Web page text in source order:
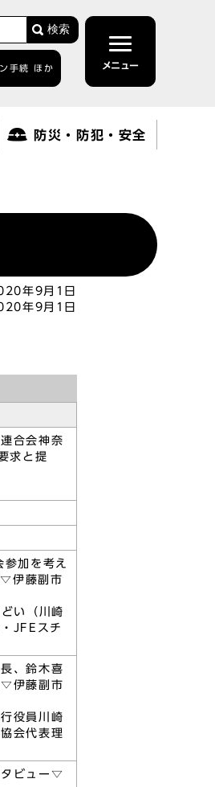
検索
手続 ほか メニュー
防災・防犯・安全
年9月1日
年9月1日
合会神奈
求と提
加を考え
▽伊藤副市
い（川崎
JFEスチ
、鈴木喜
▽伊藤副市
役員川崎
会代表理
ビュー▽